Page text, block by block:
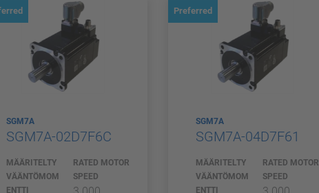
SGM7A
SGM7A-02D7F6C
MÄÄRITELTY
VÄÄNTÖMOM
ENTTI
RATED MOTOR
SPEED
Preferred
SGM7A
SGM7A-04D7F61
MÄÄRITELTY
VÄÄNTÖMOM
ENTTI
RATED MOTOR
SPEED